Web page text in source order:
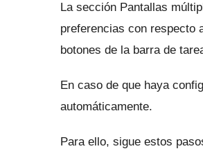
La sección Pantallas
preferencias con respecto
botones de la barra de
En caso de que haya
automáticamente.
Para ello, sigue estos